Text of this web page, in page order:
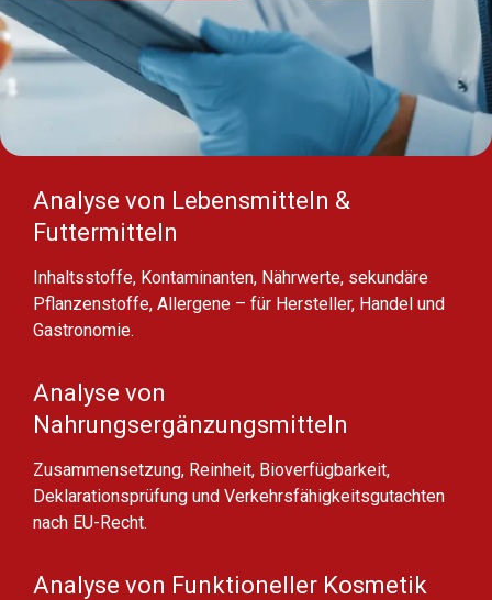
Analyse von Lebensmitteln &
Futtermitteln
Inhaltsstoffe, Kontaminanten, Nährwerte, sekundäre
Pflanzenstoffe, Allergene – für Hersteller, Handel und
Gastronomie.
Analyse von
Nahrungsergänzungsmitteln
Zusammensetzung, Reinheit, Bioverfügbarkeit,
Deklarationsprüfung und Verkehrsfähigkeitsgutachten
nach EU-Recht.
Analyse von Funktioneller Kosmetik